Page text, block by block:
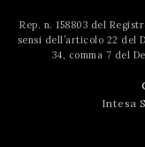
Rep. n. 158803 del
sensi dell’articolo 22 del
34, comma 7 del
Intesa